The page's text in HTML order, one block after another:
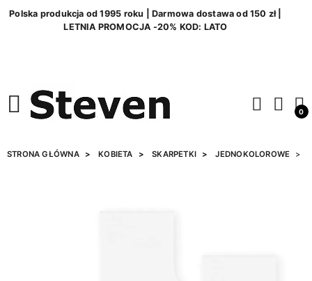
Polska produkcja od 1995 roku | Darmowa dostawa od 150 zł |
LETNIA PROMOCJA -20% KOD: LATO
0
STRONA GŁÓWNA KOBIETA SKARPETKI JEDNOKOLOROWE